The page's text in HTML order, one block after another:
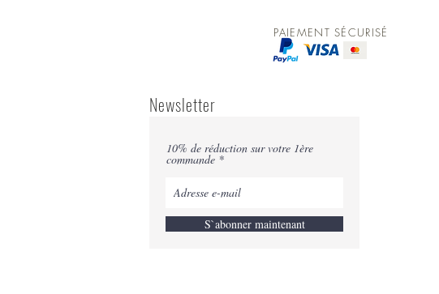
PAIEMENT SÉCURISÉ
Newsletter
10% de réduction sur votre 1ère
commande
S`abonner maintenant